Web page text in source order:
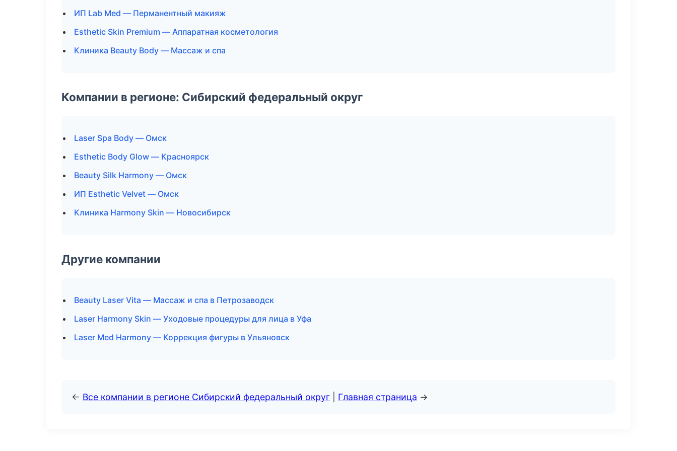
ИП Lab Med — Перманентный макияж
Esthetic Skin Premium — Аппаратная косметология
Клиника Beauty Body — Массаж и спа
Компании в регионе: Сибирский федеральный округ
Laser Spa Body — Омск
Esthetic Body Glow — Красноярск
Beauty Silk Harmony — Омск
ИП Esthetic Velvet — Омск
Клиника Harmony Skin — Новосибирск
Другие компании
Beauty Laser Vita — Массаж и спа в Петрозаводск
Laser Harmony Skin — Уходовые процедуры для лица в Уфа
Laser Med Harmony — Коррекция фигуры в Ульяновск
← Все компании в регионе Сибирский федеральный округ Главная страница →